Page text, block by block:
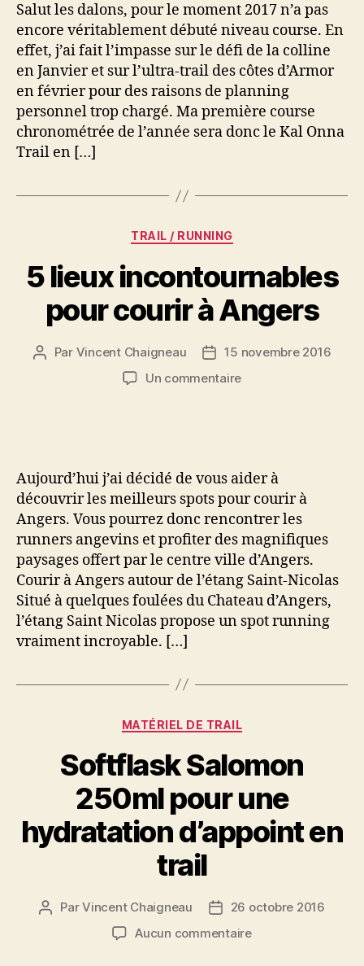
version
longue
–
30km
Salut les dalons, pour le moment 2017 n’a pas
encore véritablement débuté niveau course. En
effet, j’ai fait l’impasse sur le défi de la colline
en Janvier et sur l’ultra-trail des côtes d’Armor
en février pour des raisons de planning
personnel trop chargé. Ma première course
chronométrée de l’année sera donc le Kal Onna
Trail en […]
Catégories
TRAIL / RUNNING
5 lieux incontournables
pour courir à Angers
Auteur
Par Vincent Chaigneau
Date15 novembre 2016
Un commentairesur
à
Angers
Aujourd’hui j’ai décidé de vous aider à
découvrir les meilleurs spots pour courir à
Angers. Vous pourrez donc rencontrer les
runners angevins et profiter des magnifiques
paysages offert par le centre ville d’Angers.
Courir à Angers autour de l’étang Saint-Nicolas
Situé à quelques foulées du Chateau d’Angers,
l’étang Saint Nicolas propose un spot running
vraiment incroyable. […]
Catégories
MATÉRIEL DE TRAIL
Softflask Salomon
250ml pour une
hydratation d’appoint en
trail
Auteur
ParVincent Chaigneau
Date
de
26 octobre 2016
Aucun commentairesur